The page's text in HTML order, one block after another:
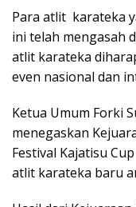
Para atlit karateka
ini telah mengasah
atlit karateka
even nasional dan
Ketua Umum Forki
menegaskan
Festival Kajatisu
atlit karateka baru